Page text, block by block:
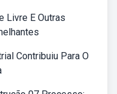
Livre E Outras
Contribuiu Para O